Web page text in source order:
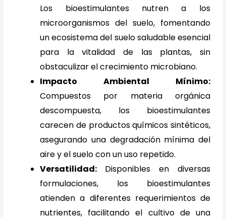
Los bioestimulantes nutren a los
microorganismos del suelo, fomentando
un ecosistema del suelo saludable esencial
para la vitalidad de las plantas, sin
obstaculizar el crecimiento microbiano.
Impacto Ambiental Mínimo:
Compuestos por materia orgánica
descompuesta, los bioestimulantes
carecen de productos químicos sintéticos,
asegurando una degradación mínima del
aire y el suelo con un uso repetido.
Versatilidad: Disponibles en diversas
formulaciones, los bioestimulantes
atienden a diferentes requerimientos de
nutrientes, facilitando el cultivo de una